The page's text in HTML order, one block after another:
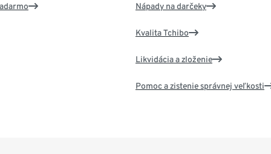
Nápady na darčeky
Kvalita Tchibo
Likvidácia a zloženie
Pomoc a zistenie správnej veľkosti